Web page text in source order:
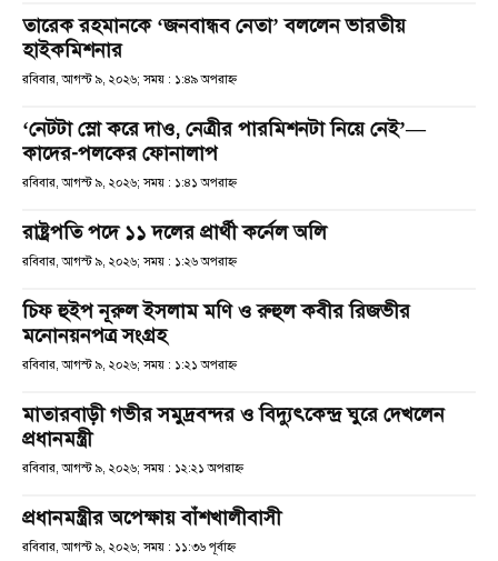
তারেক রহমানকে ‘জনবান্ধব নেতা’ বললেন ভারতীয়
হাইকমিশনার
রবিবার, আগস্ট ৯, ২০২৬; সময় : ১:৪৯ অপরাহ্ণ
‘নেটটা স্লো করে দাও, নেত্রীর পারমিশনটা নিয়ে নেই’—
কাদের-পলকের ফোনালাপ
রবিবার, আগস্ট ৯, ২০২৬; সময় : ১:৪১ অপরাহ্ণ
রাষ্ট্রপতি পদে ১১ দলের প্রার্থী কর্নেল অলি
রবিবার, আগস্ট ৯, ২০২৬; সময় : ১:২৬ অপরাহ্ণ
চিফ হুইপ নূরুল ইসলাম মণি ও রুহুল কবীর রিজভীর
মনোনয়নপত্র সংগ্রহ
রবিবার, আগস্ট ৯, ২০২৬; সময় : ১:২১ অপরাহ্ণ
মাতারবাড়ী গভীর সমুদ্রবন্দর ও বিদ্যুৎকেন্দ্র ঘুরে দেখলেন
প্রধানমন্ত্রী
রবিবার, আগস্ট ৯, ২০২৬; সময় : ১২:২১ অপরাহ্ণ
প্রধানমন্ত্রীর অপেক্ষায় বাঁশখালীবাসী
রবিবার, আগস্ট ৯, ২০২৬; সময় : ১১:৩৬ পূর্বাহ্ণ